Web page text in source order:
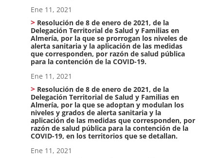
Ene 11, 2021
Resolución de 8 de enero de 2021, de la
Delegación Territorial de Salud y Familias en
Almería, por la que se prorrogan los niveles de
alerta sanitaria y la aplicación de las medidas
que corresponden, por razón de salud pública
para la contención de la COVID-19.
Ene 11, 2021
Resolución de 8 de enero de 2021, de la
Delegación Territorial de Salud y Familias en
Almería, por la que se adoptan y modulan los
niveles y grados de alerta sanitaria y la
aplicación de las medidas que corresponden, por
razón de salud pública para la contención de la
COVID-19, en los territorios que se detallan.
Ene 11, 2021